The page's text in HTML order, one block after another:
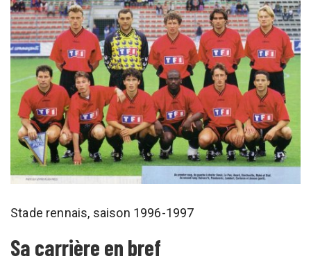
Stade rennais, saison 1996-1997
Sa carrière en bref